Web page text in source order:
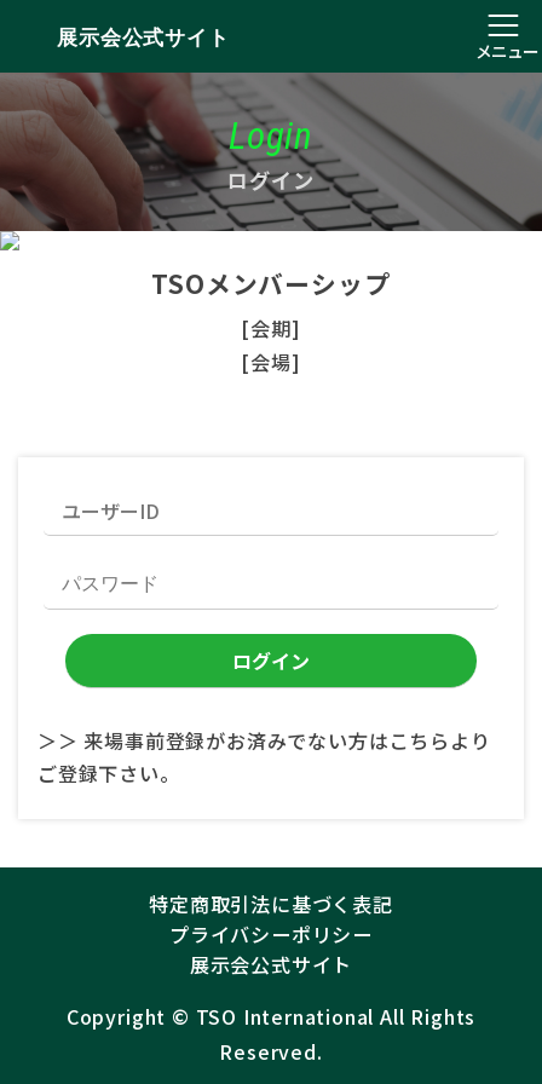
展示会公式サイト
メニュー
Login
ログイン
TSOメンバーシップ
[会期]
[会場]
＞＞ 来場事前登録がお済みでない方はこちらより
ご登録下さい。
特定商取引法に基づく表記
プライバシーポリシー
展示会公式サイト
Copyright ©︎ TSO International All Rights
Reserved.